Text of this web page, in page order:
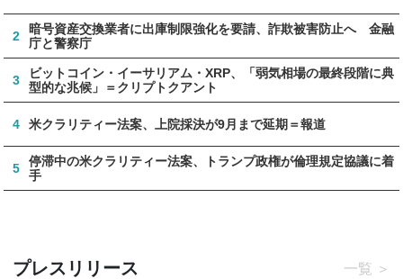
2
暗号資産交換業者に出庫制限強化を要請、詐欺被害防止へ 金融
庁と警察庁
3
ビットコイン・イーサリアム・XRP、「弱気相場の最終段階に典
型的な兆候」＝クリプトクアント
4 米クラリティー法案、上院採決が9月まで延期＝報道
5
停滞中の米クラリティー法案、トランプ政権が倫理規定協議に着
手
プレスリリース 一覧